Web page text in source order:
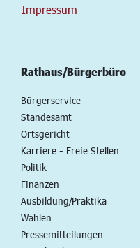
Impressum
Rathaus/Bürgerbüro
Bürgerservice
Standesamt
Ortsgericht
Karriere - Freie Stellen
Politik
Finanzen
Ausbildung/Praktika
Wahlen
Pressemitteilungen